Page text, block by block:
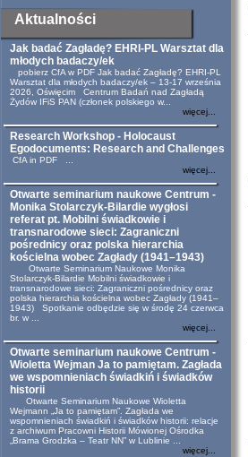
Aktualności
Jak badać Zagładę? EHRI-PL Warsztat dla
młodych badaczy/ek
pobierz CfA w PDF Jak badać Zagładę? EHRI-PL
Warsztat dla młodych badaczy/ek – 13-17 września
2026, Oświęcim Centrum Badań nad Zagładą
Żydów IFiS PAN (członek polskiego w...
więcej...
Research Workshop - Holocaust
Egodocuments: Research and Challenges
CfA in PDF ...
więcej...
Otwarte seminarium naukowe Centrum -
Monika Stolarczyk-Bilardie wygłosi
referat pt. Mobilni świadkowie i
transnarodowe sieci: Zagraniczni
pośrednicy oraz polska hierarchia
kościelna wobec Zagłady (1941–1943)
Otwarte Seminarium Naukowe Monika
Stolarczyk-Bilardie Mobilni świadkowie i
transnarodowe sieci: Zagraniczni pośrednicy oraz
polska hierarchia kościelna wobec Zagłady (1941–
1943) Spotkanie odbędzie się w środę 24 czerwca
br. w ...
więcej...
Otwarte seminarium naukowe Centrum -
Wioletta Wejman Ja to pamiętam. Zagłada
we wspomnieniach świadkiń i świadków
historii
Otwarte Seminarium Naukowe Wioletta
Wejmann „Ja to pamiętam”. Zagłada we
wspomnieniach świadkiń i świadków historii: relacje
z archiwum Pracowni Historii Mówionej Ośrodka
„Brama Grodzka – Teatr NN” w Lublinie ...
więcej...